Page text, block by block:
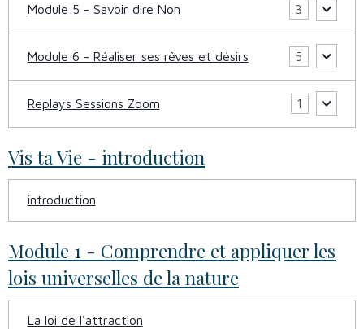
Module 5 - Savoir dire Non 3
Module 6 - Réaliser ses rêves et désirs 5
Replays Sessions Zoom 1
Vis ta Vie - introduction
introduction
Module 1 - Comprendre et appliquer les
lois universelles de la nature
La loi de l'attraction